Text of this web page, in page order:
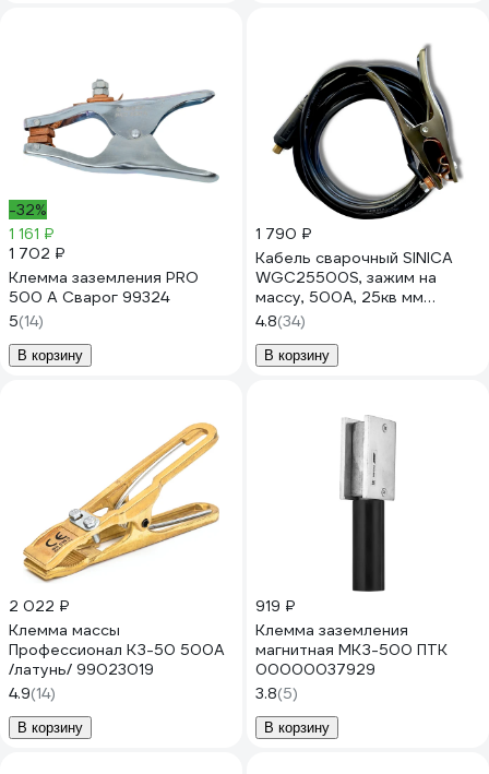
-32%
1 161 ₽
1 702 ₽
Клемма заземления PRO
500 А Сварог 99324
5(14)
В корзину
1 790 ₽
Кабель сварочный SINICA
WGC25500S, зажим на
массу, 500А, 25кв мм
100069
4.8(34)
В корзину
2 022 ₽
Клемма массы
Профессионал КЗ-50 500А
/латунь/ 99023019
4.9(14)
В корзину
919 ₽
Клемма заземления
магнитная МКЗ-500 ПТК
00000037929
3.8(5)
В корзину